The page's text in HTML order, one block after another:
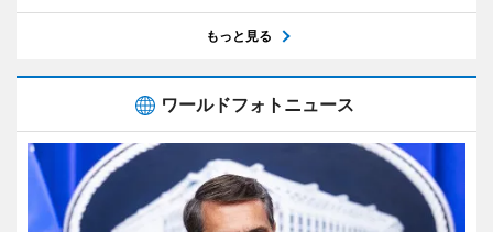
もっと見る
ワールドフォトニュース